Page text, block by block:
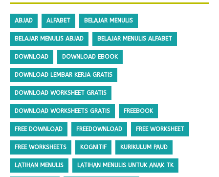
ABJAD ALFABET BELAJAR MENULIS
BELAJAR MENULIS ABJAD BELAJAR MENULIS ALFABET
DOWNLOAD DOWNLOAD EBOOK
DOWNLOAD LEMBAR KERJA GRATIS
DOWNLOAD WORKSHEET GRATIS
DOWNLOAD WORKSHEETS GRATIS FREEBOOK
FREE DOWNLOAD FREEDOWNLOAD FREE WORKSHEET
FREE WORKSHEETS KOGNITIF KURIKULUM PAUD
LATIHAN MENULIS LATIHAN MENULIS UNTUK ANAK TK